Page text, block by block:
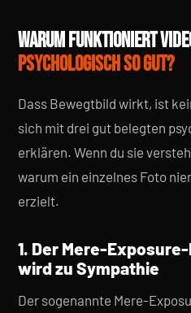
WARUM FUNKTIONIERT
PSYCHOLOGISCH SO GUT?
Dass Bewegtbild wirkt, ist
sich mit drei gut belegten
erklären. Wenn du sie
warum ein einzelnes Foto
erzielt.
1. Der Mere-
wird zu Sympathie
Der sogenannte Mere-